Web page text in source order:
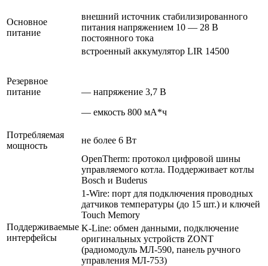
Основное
питание
внешний источник стабилизированного
питания напряжением 10 — 28 В
постоянного тока
Резервное
питание
встроенный аккумулятор LIR 14500
— напряжение 3,7 В
— емкость 800 мА*ч
Потребляемая
мощность
не более 6 Вт
Поддерживаемые
интерфейсы
OpenTherm: протокол цифровой шины
управляемого котла. Поддерживает котлы
Bosch и Buderus
1-Wire: порт для подключения проводных
датчиков температуры (до 15 шт.) и ключей
Touch Memory
K-Line: обмен данными, подключение
оригинальных устройств ZONT
(радиомодуль МЛ-590, панель ручного
управления МЛ-753)